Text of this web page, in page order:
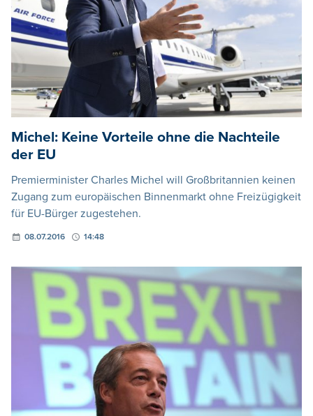
Michel: Keine Vorteile ohne die Nachteile
der EU
Premierminister Charles Michel will Großbritannien keinen
Zugang zum europäischen Binnenmarkt ohne Freizügigkeit
für EU-Bürger zugestehen.
08.07.2016 14:48